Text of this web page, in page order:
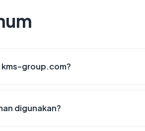
kms-group.com?
digunakan?